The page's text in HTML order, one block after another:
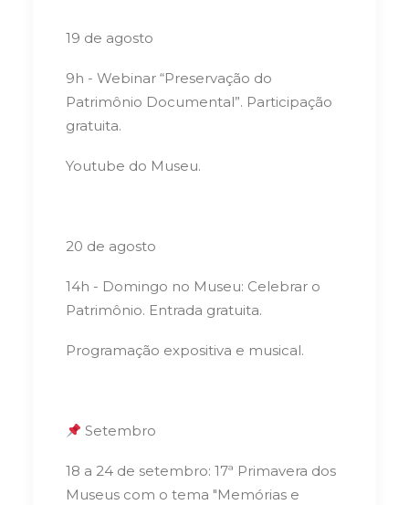
19 de agosto
9h - Webinar “Preservação do
Patrimônio Documental”. Participação
gratuita.
Youtube do Museu.
20 de agosto
14h - Domingo no Museu: Celebrar o
Patrimônio. Entrada gratuita.
Programação expositiva e musical.
Setembro
18 a 24 de setembro: 17ª Primavera dos
Museus com o tema "Memórias e